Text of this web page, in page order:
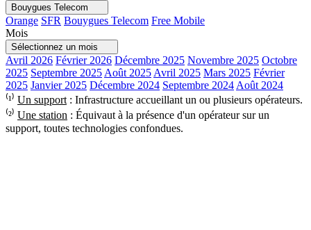
Bouygues Telecom
Orange SFR Bouygues Telecom Free Mobile
Mois
Sélectionnez un mois
Avril 2026 Février 2026 Décembre 2025 Novembre 2025 Octobre
2025 Septembre 2025 Août 2025 Avril 2025 Mars 2025 Février
2025 Janvier 2025 Décembre 2024 Septembre 2024 Août 2024
⁽¹⁾ Un support : Infrastructure accueillant un ou plusieurs opérateurs.
⁽²⁾ Une station : Équivaut à la présence d'un opérateur sur un
support, toutes technologies confondues.